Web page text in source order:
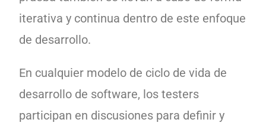
iterativa y continua dentro de este enfoque
de desarrollo.
En cualquier modelo de ciclo de vida de
desarrollo de software, los testers
participan en discusiones para definir y